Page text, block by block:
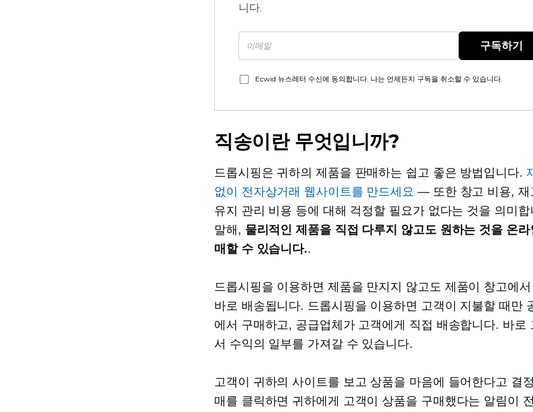
니다.
구독하기
Ecwid 뉴스레터 수신에 동의합니다. 나는 언제든지 구독을 취소할 수 있습니다.
직송이란 무엇입니까?
드롭시핑은 귀하의 제품을 판매하는 쉽고 좋은 방법입니다.
없이 전자상거래 웹사이트를 만드세요 — 또한 창고 비용, 재
유지 관리 비용 등에 대해 걱정할 필요가 없다는 것을 의미합
말해, 물리적인 제품을 직접 다루지 않고도 원하는 것을 온
매할 수 있습니다..
드롭시핑을 이용하면 제품을 만지지 않고도 제품이 창고에서
바로 배송됩니다. 드롭시핑을 이용하면 고객이 지불할 때만
에서 구매하고, 공급업체가 고객에게 직접 배송합니다. 바로
서 수익의 일부를 가져갈 수 있습니다.
고객이 귀하의 사이트를 보고 상품을 마음에 들어한다고 결
매를 클릭하면 귀하에게 고객이 상품을 구매했다는 알림이